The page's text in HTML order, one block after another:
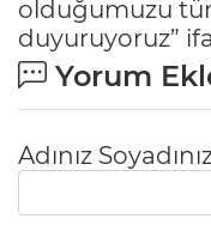
olduğumuzu
duyuruyoruz”
Yorum
Adınız